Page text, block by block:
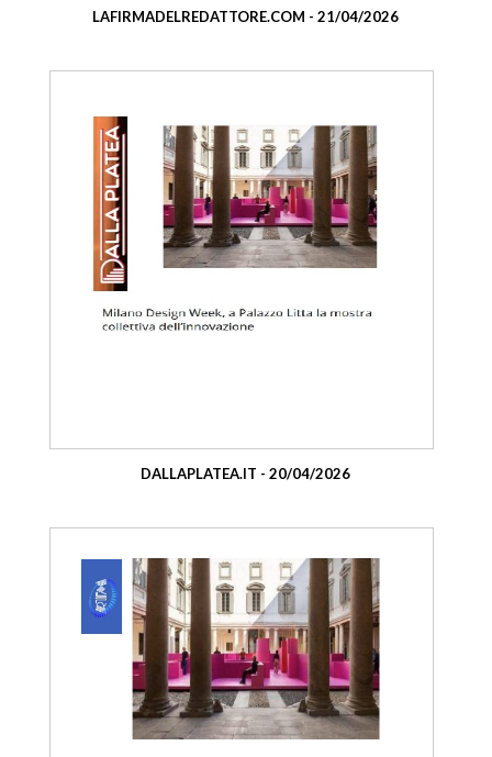
LAFIRMADELREDATTORE.COM - 21/04/2026
DALLAPLATEA.IT - 20/04/2026